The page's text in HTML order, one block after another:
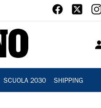
SCUOLA 2030 SHIPPING